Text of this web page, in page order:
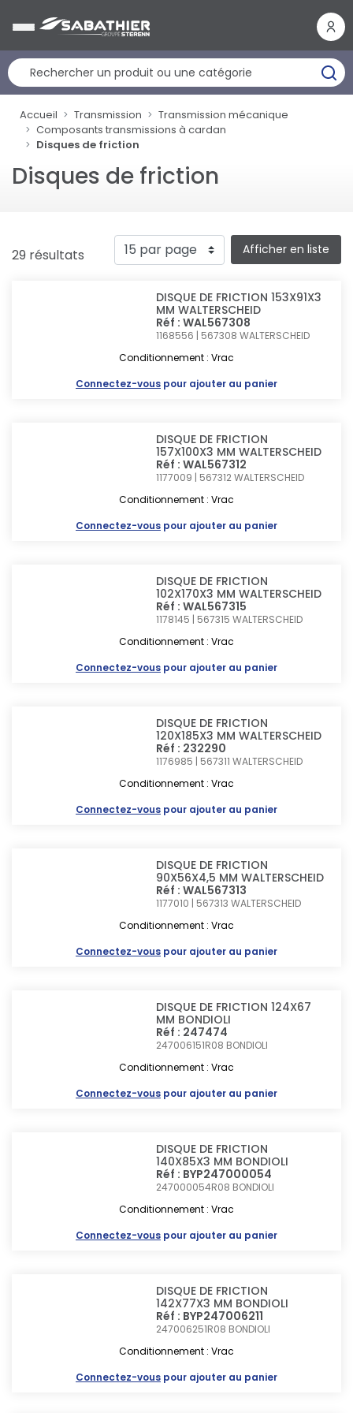
Accueil Transmission
Transmission mécanique
Composants transmissions à cardan
Disques de friction
Disques de friction
29 résultats Afficher en liste
DISQUE DE FRICTION 153X91X3
MM WALTERSCHEID
Réf : WAL567308
1168556 | 567308WALTERSCHEID
Conditionnement : Vrac
Connectez-vous pour ajouter au panier
DISQUE DE FRICTION
157X100X3 MM WALTERSCHEID
Réf : WAL567312
1177009 | 567312WALTERSCHEID
Conditionnement : Vrac
Connectez-vous pour ajouter au panier
DISQUE DE FRICTION
102X170X3 MM WALTERSCHEID
Réf : WAL567315
1178145 | 567315WALTERSCHEID
Conditionnement : Vrac
Connectez-vous pour ajouter au panier
DISQUE DE FRICTION
120X185X3 MM WALTERSCHEID
Réf : 232290
1176985 | 567311WALTERSCHEID
Conditionnement : Vrac
Connectez-vous pour ajouter au panier
DISQUE DE FRICTION
90X56X4,5 MM WALTERSCHEID
Réf : WAL567313
1177010 | 567313WALTERSCHEID
Conditionnement : Vrac
Connectez-vous pour ajouter au panier
DISQUE DE FRICTION 124X67
MM BONDIOLI
Réf : 247474
247006151R08 BONDIOLI
Conditionnement : Vrac
Connectez-vous pour ajouter au panier
DISQUE DE FRICTION
140X85X3 MM BONDIOLI
Réf : BYP247000054
247000054R08 BONDIOLI
Conditionnement : Vrac
Connectez-vous pour ajouter au panier
DISQUE DE FRICTION
142X77X3 MM BONDIOLI
Réf : BYP247006211
247006251R08 BONDIOLI
Conditionnement : Vrac
Connectez-vous pour ajouter au panier